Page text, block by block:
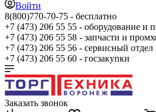
Войти
8(800)770-70-75 - бесплатно
+7 (473) 206 55 55 - оборудование и
+7 (473) 206 55 58 - запчасти и
+7 (473) 206 55 56 - сервисный отдел
+7 (473) 206 55 60 - госзакупки
Заказать звонок